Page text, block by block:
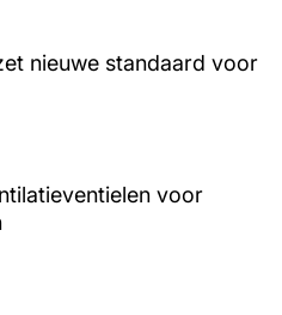
nieuwe standaard voor
voor